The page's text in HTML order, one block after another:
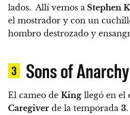
lados. Allí vemos a Stephen
el mostrador y con un
hombro destrozado y
3 Sons of
El cameo de King llegó en el
Caregiver de la temporada 3.